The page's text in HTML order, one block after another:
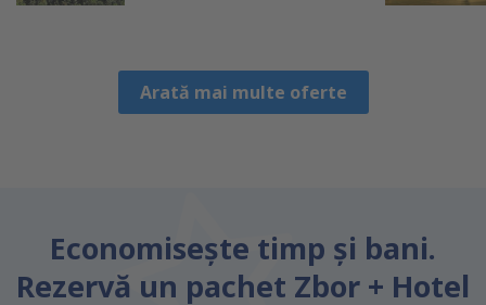
Arată mai multe oferte
Economiseşte timp și bani.
Rezervă un pachet Zbor + Hotel